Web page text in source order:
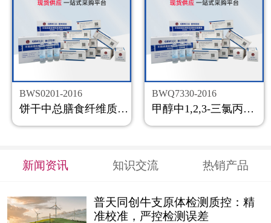
BWS0201-2016
饼干中总膳食纤维质控样品
BWQ7330-2016
甲醇中1,2,3-三氯丙烷溶液标准物质
新闻资讯 知识交流 热销产品
普天同创牛支原体检测质控：精
准校准，严控检测误差